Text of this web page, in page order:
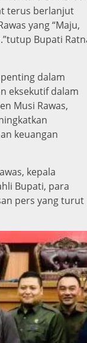
terus berlanjut
yang “Maju,
Bupati
dalam
eksekutif dalam
Musi Rawas,
keuangan
kepala
Bupati, para
pers yang turut